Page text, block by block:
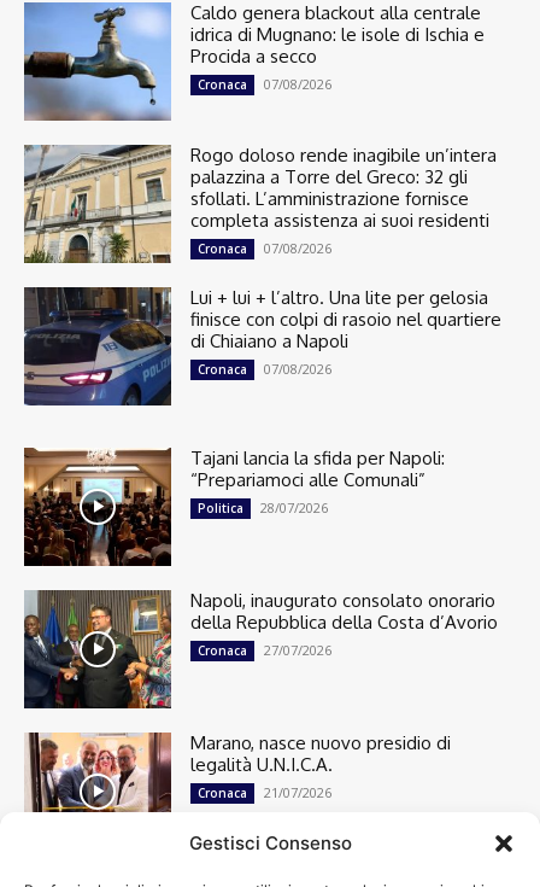
Gestisci Consenso
Caldo genera blackout alla centrale
idrica di Mugnano: le isole di Ischia e
Procida a secco
Cronaca 07/08/2026
Rogo doloso rende inagibile un’intera
palazzina a Torre del Greco: 32 gli
sfollati. L’amministrazione fornisce
completa assistenza ai suoi residenti
Cronaca 07/08/2026
Lui + lui + l’altro. Una lite per gelosia
finisce con colpi di rasoio nel quartiere
di Chiaiano a Napoli
Cronaca 07/08/2026
Tajani lancia la sfida per Napoli:
“Prepariamoci alle Comunali”
Politica 28/07/2026
Napoli, inaugurato consolato onorario
della Repubblica della Costa d’Avorio
Cronaca 27/07/2026
Marano, nasce nuovo presidio di
legalità U.N.I.C.A.
Cronaca 21/07/2026